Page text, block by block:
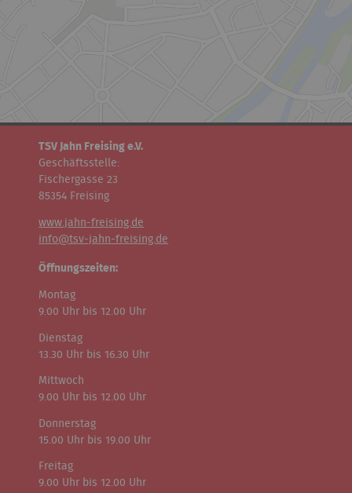
TSV Jahn Freising e.V.
Geschäftsstelle:
Fischergasse 23
85354 Freising
www.jahn-freising.de
info@tsv-jahn-freising.de
Öffnungszeiten:
Montag
9.00 Uhr bis 12.00 Uhr
Dienstag
13.30 Uhr bis 16.30 Uhr
Mittwoch
9.00 Uhr bis 12.00 Uhr
Donnerstag
15.00 Uhr bis 19.00 Uhr
Freitag
9.00 Uhr bis 12.00 Uhr